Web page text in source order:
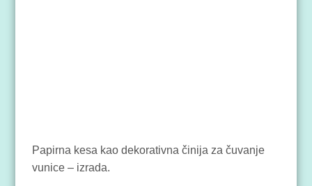
Papirna kesa kao dekorativna činija za čuvanje
vunice – izrada.